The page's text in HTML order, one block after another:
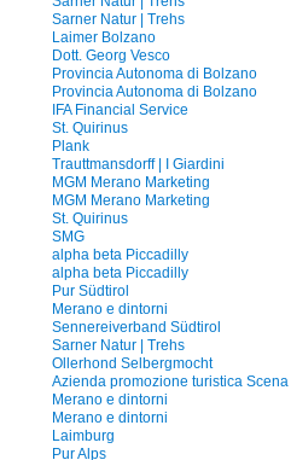
Sarner Natur | Trehs
Laimer Bolzano
Dott. Georg Vesco
Provincia Autonoma di Bolzano
Provincia Autonoma di Bolzano
IFA Financial Service
St. Quirinus
Plank
Trauttmansdorff | I Giardini
MGM Merano Marketing
MGM Merano Marketing
St. Quirinus
SMG
alpha beta Piccadilly
alpha beta Piccadilly
Pur Südtirol
Merano e dintorni
Sennereiverband Südtirol
Sarner Natur | Trehs
Ollerhond Selbergmocht
Azienda promozione turistica Scena
Merano e dintorni
Merano e dintorni
Laimburg
Pur Alps